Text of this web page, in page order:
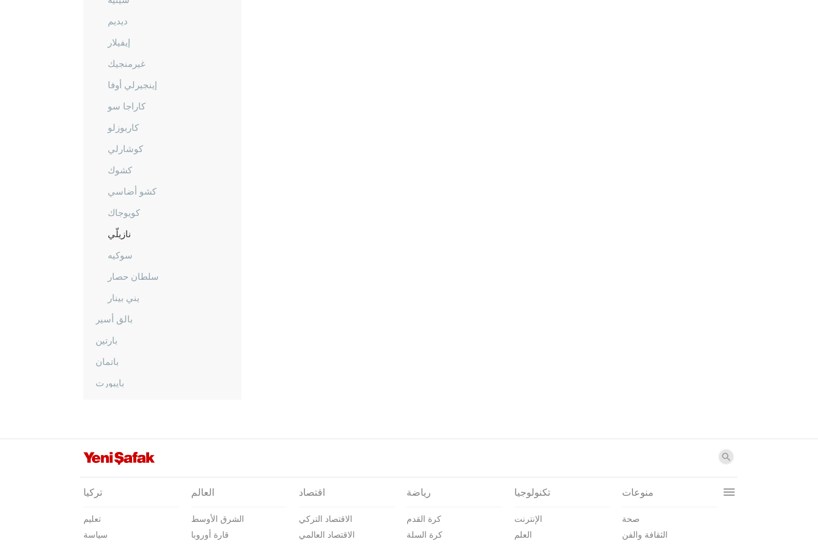
ديديم
إيفيلار
غيرمنجيك
إينجيرلي أوفا
كاراجا سو
كاربوزلو
كوشارلي
كشوك
كشو أضاسي
كويوجاك
نازيلّي
سوكيه
سلطان حصار
يني بينار
بالق أسير
بارتين
باتمان
بايبورت
بوردور
جناق قلعة
تركيا
تعليم
سياسة
العالم
الشرق الأوسط
قارة أوروبا
اقتصاد
الاقتصاد التركي
الاقتصاد العالمي
رياضة
كرة القدم
كرة السلة
تكنولوجيا
الإنترنت
العلم
منوعات
صحة
الثقافة والفن